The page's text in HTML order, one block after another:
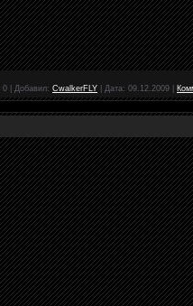
0 Добавил: CwalkerFLY Дата: 09.12.2009